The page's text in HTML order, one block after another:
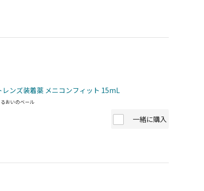
レンズ装着薬 メニコンフィット 15mL
おいのベール
一緒に購入